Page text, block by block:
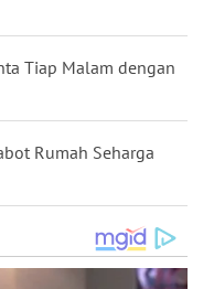
Tiap Malam dengan
Rumah Seharga